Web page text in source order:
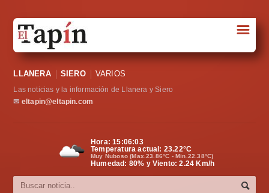
Sociedad
Política
Cultura
☰
LLANERA SIERO VARIOS
Las noticias y la información de Llanera y Siero
✉ eltapin@eltapin.com
Hora:15:06:04
Temperatura actual: 23.22°C
Muy Nuboso (Max.23.86ºC - Min.22.38ºC)
Humedad: 80% y Viento: 2.24 Km/h